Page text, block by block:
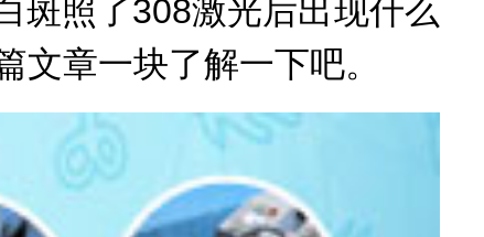
照了308激光后出现什么
章一块了解一下吧。